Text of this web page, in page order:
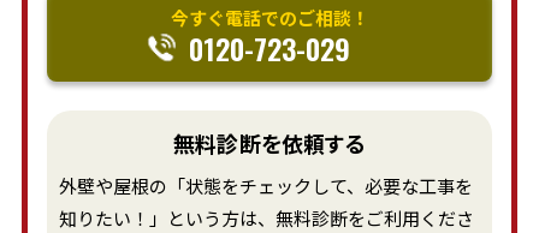
今すぐ電話でのご相談！
0120-723-029
無料診断を依頼する
外壁や屋根の「状態をチェックして、必要な工事を
知りたい！」という方は、無料診断をご利用くださ